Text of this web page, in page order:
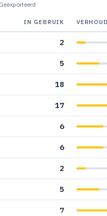
Geëxporteerd
IN GEBRUIK
2
5
18
17
6
6
2
5
7